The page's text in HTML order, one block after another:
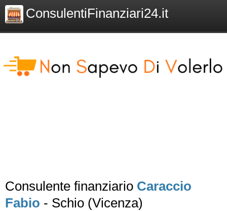
ConsulentiFinanziari24.it
Consulente finanziario Caraccio
Fabio - Schio (Vicenza)